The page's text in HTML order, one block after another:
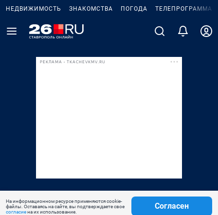
НЕДВИЖИМОСТЬ ЗНАКОМСТВА ПОГОДА ТЕЛЕПРОГРАММА
РЕКЛАМА • TKACHEVKMV.RU
На информационном ресурсе применяются cookie-
файлы. Оставаясь на сайте, вы подтверждаете свое
согласиена их использование.
Согласен